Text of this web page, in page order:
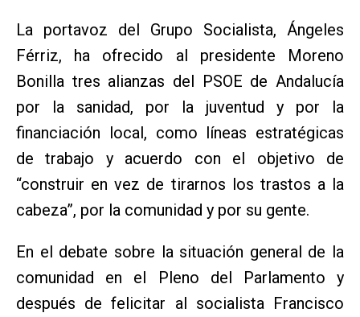
La portavoz del Grupo Socialista, Ángeles
Férriz, ha ofrecido al presidente Moreno
Bonilla tres alianzas del PSOE de Andalucía
por la sanidad, por la juventud y por la
financiación local, como líneas estratégicas
de trabajo y acuerdo con el objetivo de
“construir en vez de tirarnos los trastos a la
cabeza”, por la comunidad y por su gente.
En el debate sobre la situación general de la
comunidad en el Pleno del Parlamento y
después de felicitar al socialista Francisco